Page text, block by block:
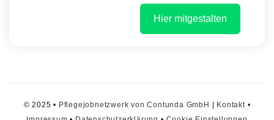
Hier mitgestalten
© 2025 • Pflegejobnetzwerk von Contunda GmbH Kontakt•